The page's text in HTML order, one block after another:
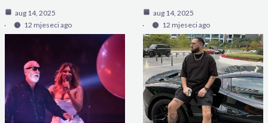
aug 14, 2025
12 mjeseci ago
aug 14, 2025
12 mjeseci ago